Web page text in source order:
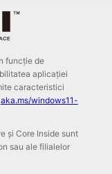
funcție de
aplicației
caracteristici
aka.ms/windows11-
și Core Inside sunt
sau ale filialelor